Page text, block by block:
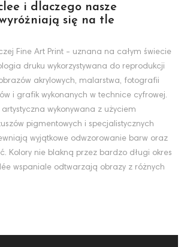
i dlaczego nasze
się na tle
Fine Art Print - uznana na całym świecie
druku wykorzystywana do reprodukcji
akrylowych, malarstwa, fotografii
i grafik wykonanych w technice cyfrowej.
wykonywana z użyciem
pigmentowych i specjalistycznych
wyjątkowe odwzorowanie barw oraz
Kolory nie blakną przez bardzo długi okres
wspaniale odtwarzają obrazy z różnych